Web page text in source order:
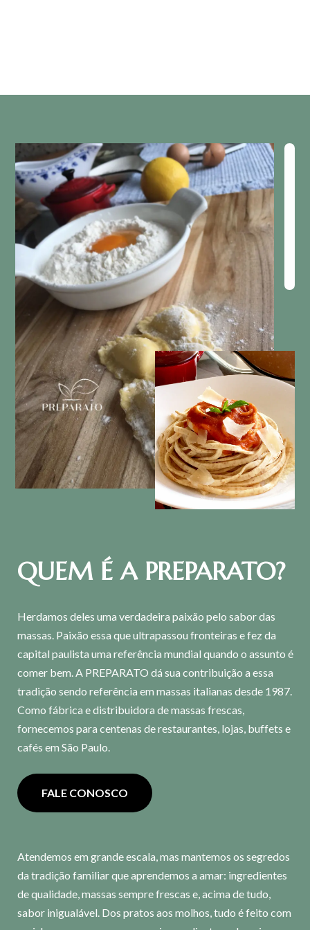
QUEM É A PREPARATO?
Herdamos deles uma verdadeira paixão pelo sabor das
massas. Paixão essa que ultrapassou fronteiras e fez da
capital paulista uma referência mundial quando o assunto é
comer bem. A PREPARATO dá sua contribuição a essa
tradição sendo referência em massas italianas desde 1987.
Como fábrica e distribuidora de massas frescas,
fornecemos para centenas de restaurantes, lojas, buffets e
cafés em São Paulo.
FALE CONOSCO
Atendemos em grande escala, mas mantemos os segredos
da tradição familiar que aprendemos a amar: ingredientes
de qualidade, massas sempre frescas e, acima de tudo,
sabor inigualável. Dos pratos aos molhos, tudo é feito com